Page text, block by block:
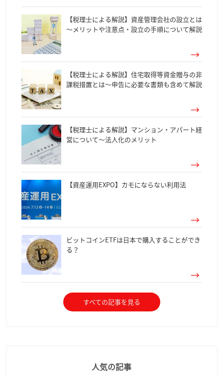
【税理士による解説】資産管理会社の設立とは
～メリットや注意点・設立の手順について解説
【税理士による解説】住宅取得等資金贈与の非
課税措置とは～申告に必要な書類も含めて解説
【税理士による解説】マンション・アパート経
営について～法人化のメリット
【資産運用EXPO】カモにならない利用法
ビットコインETFは日本で購入することができ
る？
すべての記事を見る
人気の記事